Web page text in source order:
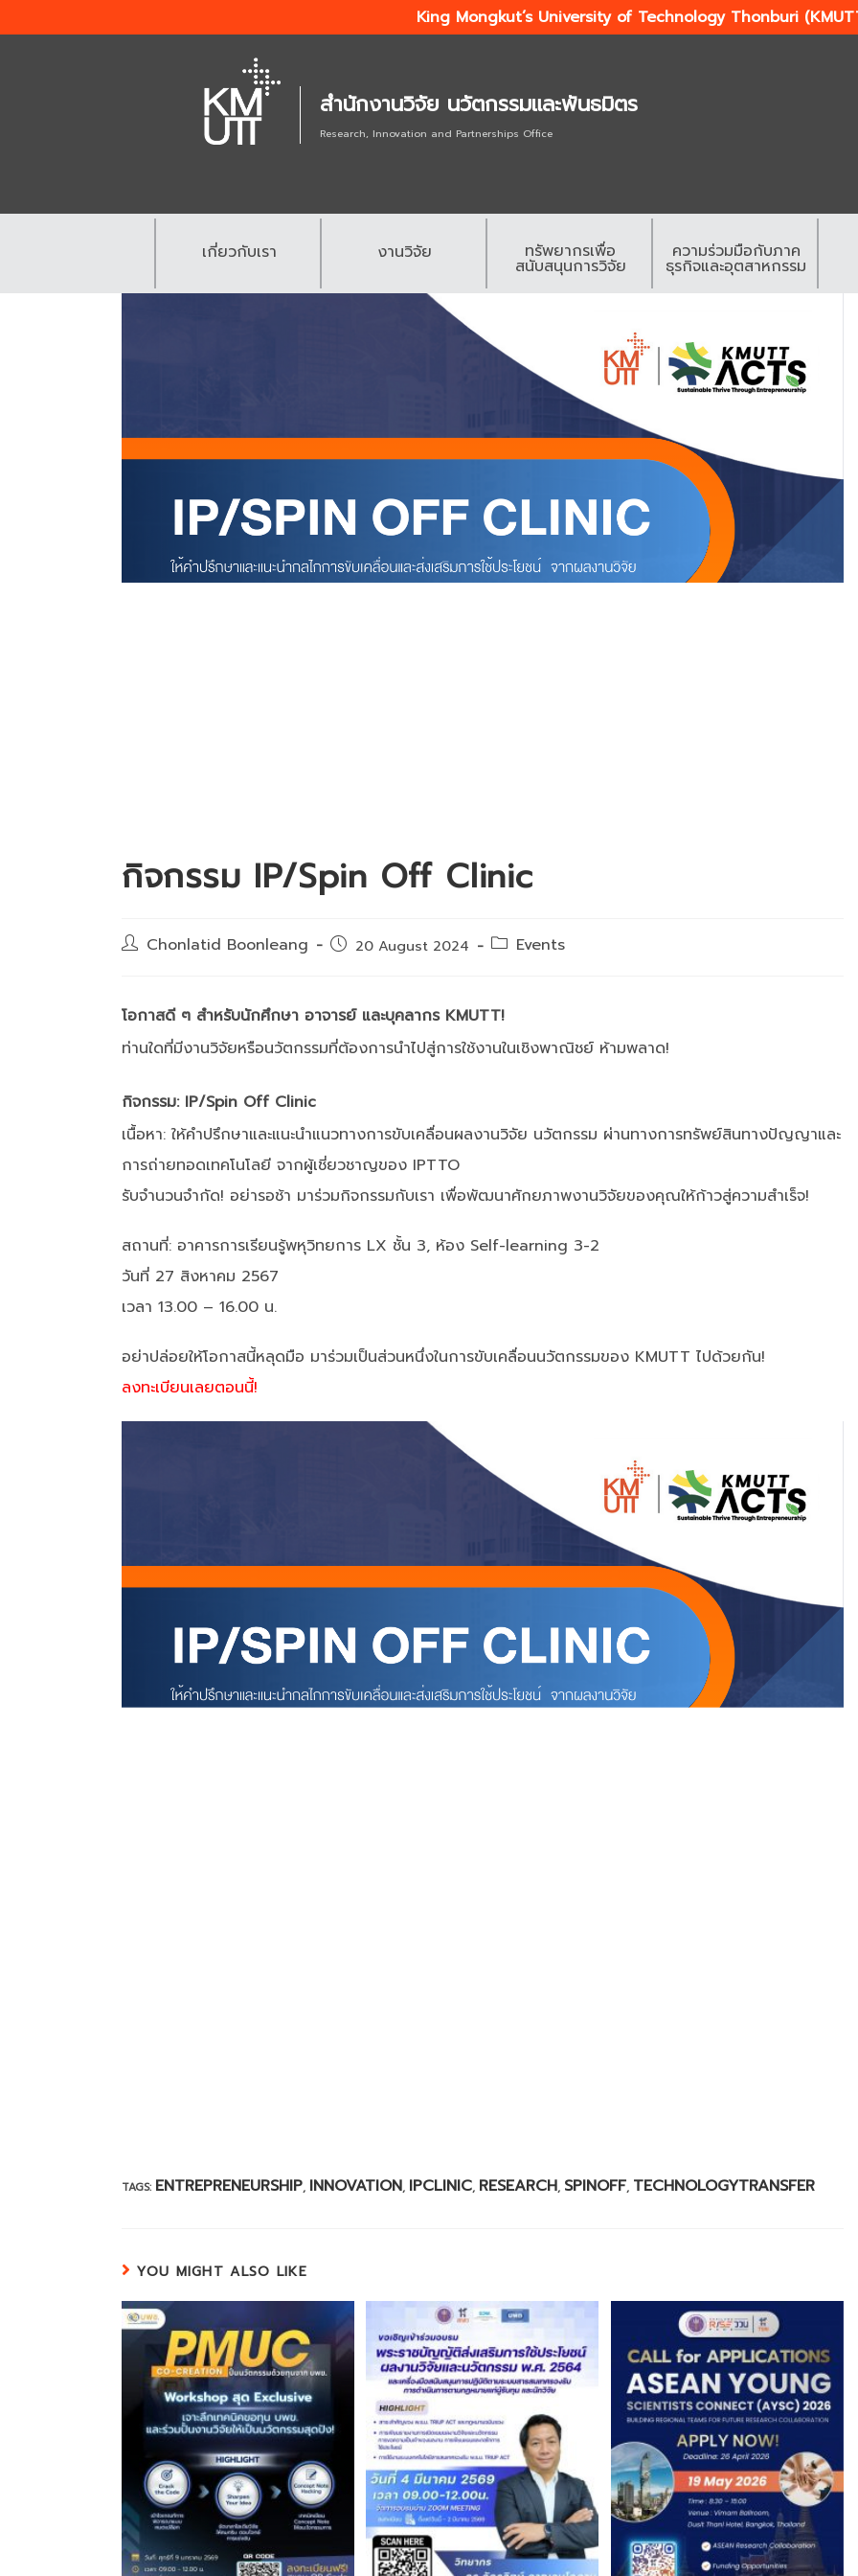
King Mongkut’s University of Technology Thonburi
สำนักงานวิจัย นวัตกรรมและพันธมิตร
Research, Innovation and Partnerships Office
เกี่ยวกับเรา
งานวิจัย
ทรัพยากรเพื่อ
สนับสนุนการวิจัย
ความร่วมมือกับภาค
ธุรกิจและอุตสาหกรรม
กิจกรรม IP/Spin Off Clinic
PostChonlatid Boonleang
Post20 August 2024
PostEvents
โอกาสดี ๆ สำหรับนักศึกษา อาจารย์ และบุคลากร KMUTT!
ท่านใดที่มีงานวิจัยหรือนวัตกรรมที่ต้องการนำไปสู่การใช้งานในเชิงพาณิชย์ ห้ามพลาด!
กิจกรรม: IP/Spin Off Clinic
เนื้อหา: ให้คำปรึกษาและแนะนำแนวทางการขับเคลื่อนผลงานวิจัย นวัตกรรม ผ่านทางการทรัพย์สินทางปัญญาและ
การถ่ายทอดเทคโนโลยี จากผู้เชี่ยวชาญของ IPTTO
รับจำนวนจำกัด! อย่ารอช้า มาร่วมกิจกรรมกับเรา เพื่อพัฒนาศักยภาพงานวิจัยของคุณให้ก้าวสู่ความสำเร็จ!
สถานที่: อาคารการเรียนรู้พหุวิทยการ LX ชั้น 3, ห้อง Self-learning 3-2
วันที่ 27 สิงหาคม 2567
เวลา 13.00 – 16.00 น.
อย่าปล่อยให้โอกาสนี้หลุดมือ มาร่วมเป็นส่วนหนึ่งในการขับเคลื่อนนวัตกรรมของ KMUTT ไปด้วยกัน!
ลงทะเบียนเลยตอนนี้!
TAGS: ENTREPRENEURSHIP, INNOVATION, IPCLINIC, RESEARCH, SPINOFF, TECHNOLOGYTRANSFER
YOU MIGHT ALSO LIKE